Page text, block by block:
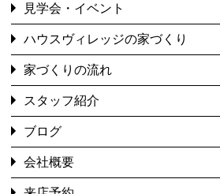
見学会・イベント
ハウスヴィレッジの家づくり
家づくりの流れ
スタッフ紹介
ブログ
会社概要